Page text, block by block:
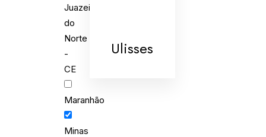
Juazeiro
do
Norte
-
CE
Maranhão
Minas
Ulisses